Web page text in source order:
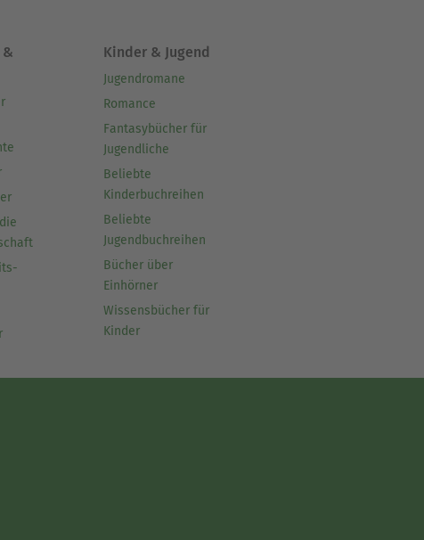
&
Kinder & Jugend
Jugendromane
Romance
Fantasybücher für
Jugendliche
Beliebte
Kinderbuchreihen
Beliebte
Jugendbuchreihen
Bücher über
Einhörner
Wissensbücher für
Kinder